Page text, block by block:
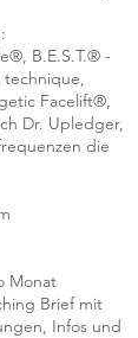
B.E.S.T.® -
technique,
Facelift®,
Dr. Upledger,
die
Monat
Brief mit
Infos und